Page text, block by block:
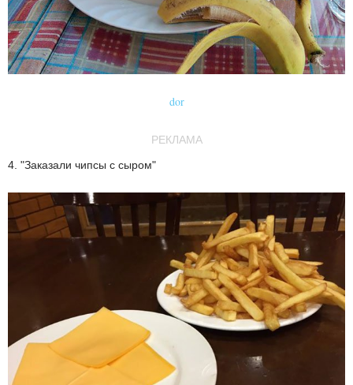
dor
РЕКЛАМА
4. "Заказали чипсы с сыром"